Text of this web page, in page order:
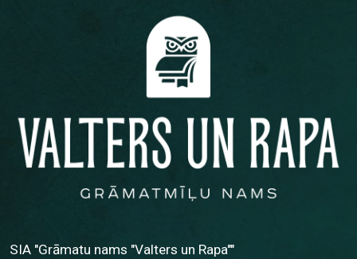
SIA "Grāmatu nams "Valters un Rapa""